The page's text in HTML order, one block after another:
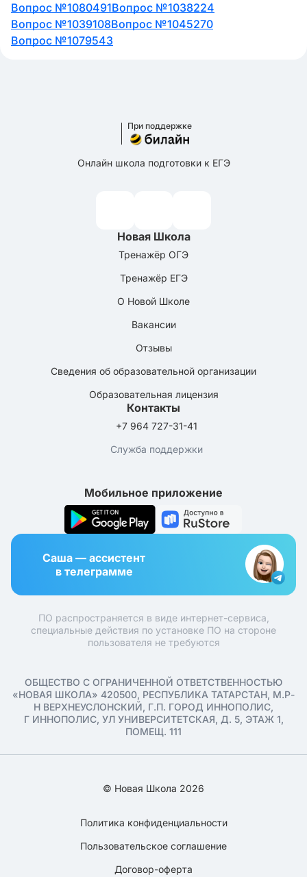
Вопрос №1080491Вопрос №1038224
Вопрос №1039108Вопрос №1045270
Вопрос №1079543
При поддержке
Онлайн школа подготовки к ЕГЭ
Новая Школа
Тренажёр ОГЭ
Тренажёр ЕГЭ
О Новой Школе
Вакансии
Отзывы
Сведения об образовательной организации
Образовательная лицензия
Контакты
+7 964 727-31-41
Служба поддержки
Мобильное приложение
Саша — ассистент
в телеграмме
ПО распространяется в виде интернет-сервиса,
специальные действия по установке ПО на стороне
пользователя не требуются
ОБЩЕСТВО С ОГРАНИЧЕННОЙ ОТВЕТСТВЕННОСТЬЮ
«НОВАЯ ШКОЛА» 420500, РЕСПУБЛИКА ТАТАРСТАН, М.Р-
Н ВЕРХНЕУСЛОНСКИЙ, Г.П. ГОРОД ИННОПОЛИС,
Г ИННОПОЛИС, УЛ УНИВЕРСИТЕТСКАЯ, Д. 5, ЭТАЖ 1,
ПОМЕЩ. 111
© Новая Школа 2026
Политика конфиденциальности
Пользовательское соглашение
Договор-оферта